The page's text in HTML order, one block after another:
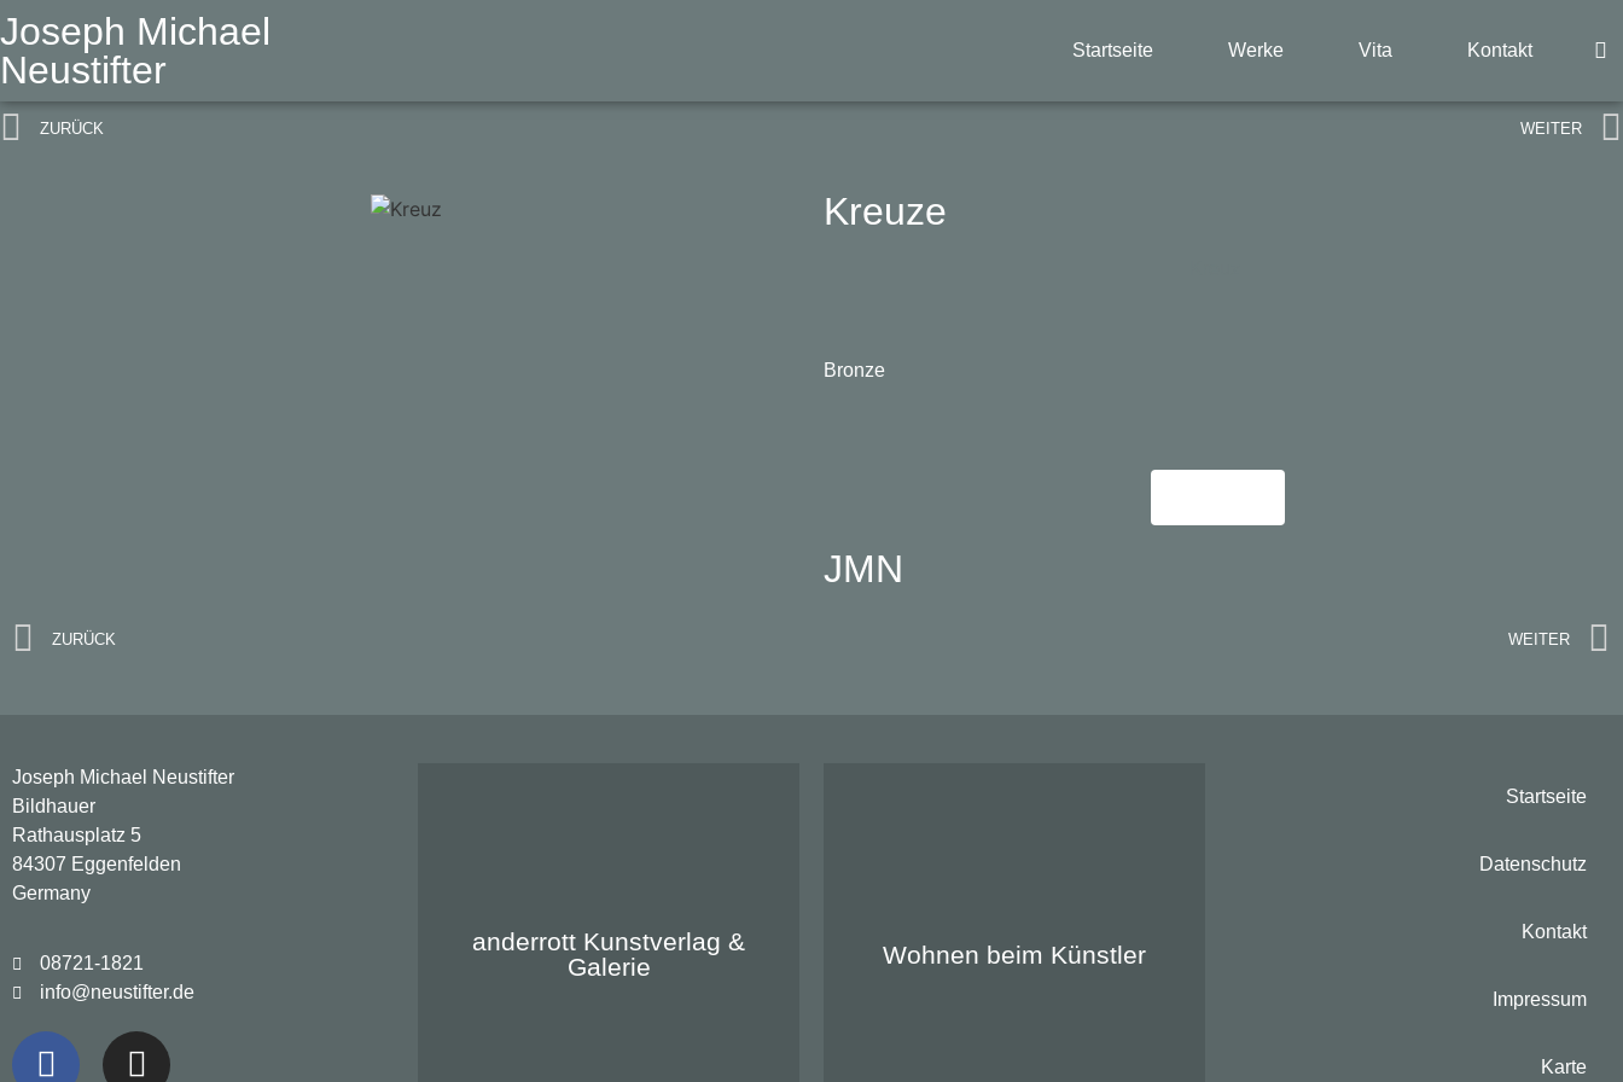
Joseph Michael
Neustifter
Startseite Werke Vita Kontakt
ZURÜCK WEITER
Kreuze
Bronze
JMN
ZURÜCK WEITER
Joseph Michael Neustifter
Bildhauer
Rathausplatz 5
84307 Eggenfelden
Germany
08721-1821
info@neustifter.de
anderrott Kunstverlag &
Galerie
anderrott
Wohnen beim Künstler
Startseite
Datenschutz
Kontakt
Impressum
Karte